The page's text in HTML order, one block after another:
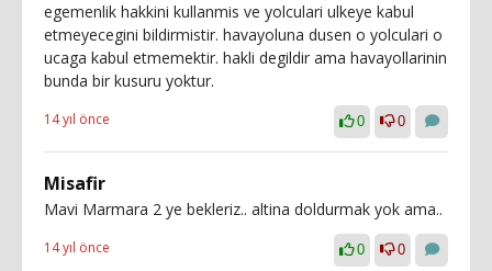
egemenlik hakkini kullanmis ve yolculari ulkeye kabul
etmeyecegini bildirmistir. havayoluna dusen o yolculari o
ucaga kabul etmemektir. hakli degildir ama havayollarinin
bunda bir kusuru yoktur.
14 yıl önce 0 0
Misafir
Mavi Marmara 2 ye bekleriz.. altina doldurmak yok ama..
14 yıl önce 0 0